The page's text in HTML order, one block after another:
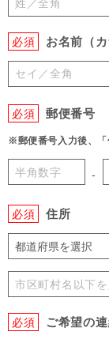
必須 お名前（カ
必須 郵便番号
※郵便番号入力後、「
-
必須 住所
都道府県を選択
必須 ご希望の